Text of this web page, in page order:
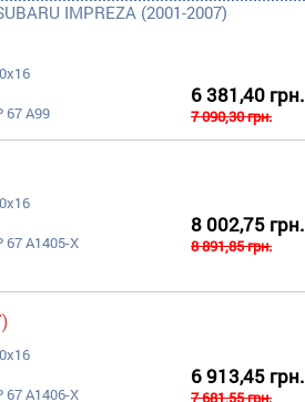
IMPREZA (2001-2007)
67 A99
6 381,40 грн.
7 090,30 грн.
67 A1405-X
8 002,75 грн.
8 891,85 грн.
67 A1406-X
6 913,45 грн.
7 681,55 грн.